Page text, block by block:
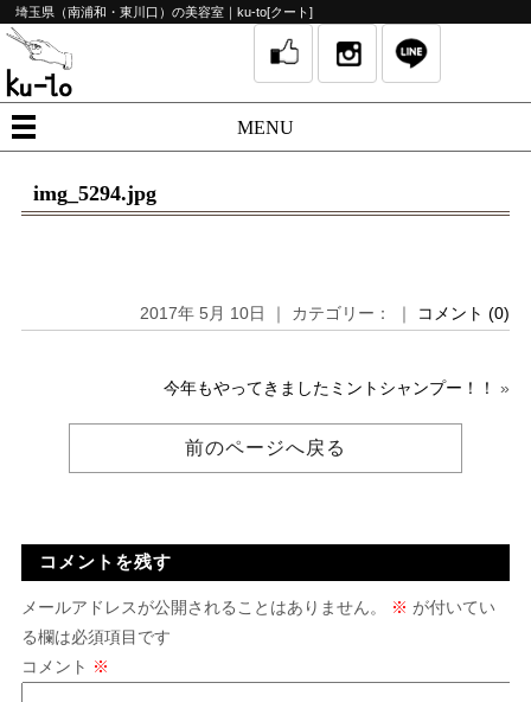
埼玉県（南浦和・東川口）の美容室｜ku-to[クート]
MENU
img_5294.jpg
2017年 5月 10日 ｜ カテゴリー： ｜ コメント (0)
今年もやってきましたミントシャンプー！！ »
前のページへ戻る
コメントを残す
メールアドレスが公開されることはありません。 ※ が付いてい
る欄は必須項目です
コメント ※